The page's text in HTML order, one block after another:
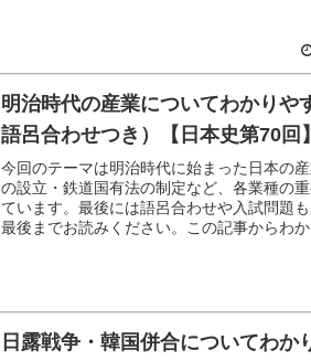
明治時代の産業についてわかりや
語呂合わせつき）【日本史第70回】
今回のテーマは明治時代に始まった日本の
の設立・鉄道国有法の制定など、各業種の
ています。最後には語呂合わせや入試問題
最後までお読みください。この記事からわ
日露戦争・韓国併合についてわか